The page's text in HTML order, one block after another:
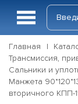
Главная
Трансмиссия,
Сальники и
Манжета
вторичного КПП-